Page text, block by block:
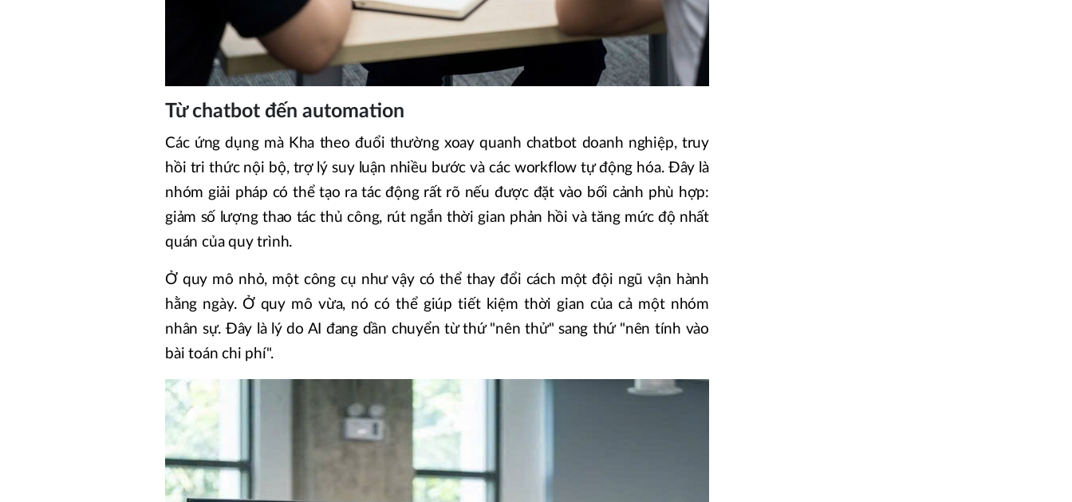
Từ chatbot đến automation
Các ứng dụng mà Kha theo đuổi thường xoay quanh chatbot doanh nghiệp, truy
hồi tri thức nội bộ, trợ lý suy luận nhiều bước và các workflow tự động hóa. Đây là
nhóm giải pháp có thể tạo ra tác động rất rõ nếu được đặt vào bối cảnh phù hợp:
giảm số lượng thao tác thủ công, rút ngắn thời gian phản hồi và tăng mức độ nhất
quán của quy trình.
Ở quy mô nhỏ, một công cụ như vậy có thể thay đổi cách một đội ngũ vận hành
hằng ngày. Ở quy mô vừa, nó có thể giúp tiết kiệm thời gian của cả một nhóm
nhân sự. Đây là lý do AI đang dần chuyển từ thứ "nên thử" sang thứ "nên tính vào
bài toán chi phí".